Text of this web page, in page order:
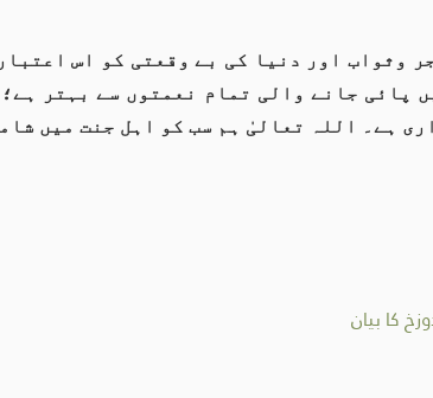
وثواب اور دنیا کی بے وقعتی کو اس
پائی جانے والی تمام نعمتوں سے بہتر
ہے۔ اللہ تعالیٰ ہم سب کو اہل جنت میں
کا بیان